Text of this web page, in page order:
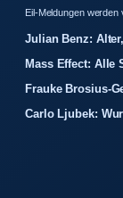
Eil-Meldungen
Julian Benz:
Mass Effect: Alle
Frauke Brosius-
Carlo Ljubek: